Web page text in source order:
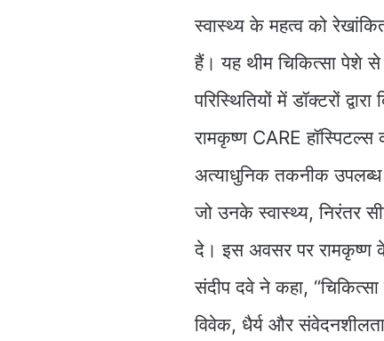
स्वास्थ्य के महत्व को
हैं। यह थीम चिकित्सा पेशे से
परिस्थितियों में डॉक्टरों
रामकृष्ण CARE
अत्याधुनिक तकनीक उपलब्ध
जो उनके स्वास्थ्य, निरंतर
दे। इस अवसर पर रामकृष्ण
संदीप दवे ने कहा,
विवेक, धैर्य और